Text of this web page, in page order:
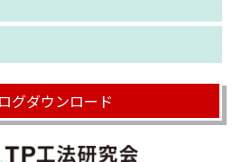
グダウンロード